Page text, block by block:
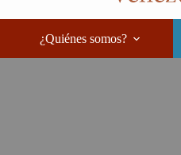
¿Quiénes somos?